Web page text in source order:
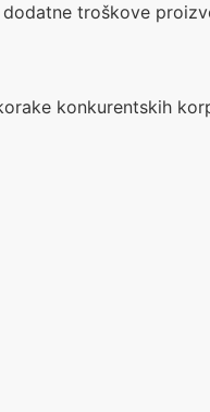
dodatne troškove
konkurentskih